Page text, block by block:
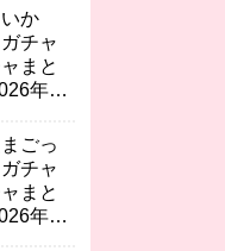
人魚の
みつ
BIG
らゆ
々！
いか
チャ
まと
年8
わ キ
ダ
ニチ
めん
まごっ
チャ
まと
年8